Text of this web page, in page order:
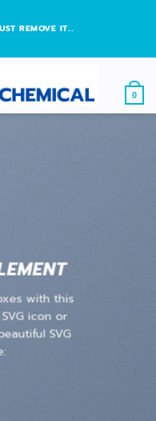
REMOVE IT...
0
with this
icon or
SVG